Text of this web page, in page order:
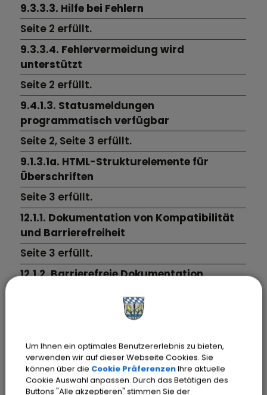
9.3.3.3. Hilfe bei Fehlern
Seite 2 erfüllt.
9.3.3.4. Fehlervermeidung wird
unterstützt
Seite 2 erfüllt.
9.4.1.3. Statusmeldungen
programmatisch verfügbar
Seite 2, Seite 3 erfüllt.
9.1.3.1a. HTML-Strukturelemente für
Überschriften
Seite 3 erfüllt.
12.1.1. Dokumentation von Kompatibilität
und Barrierefreiheit
Seite 3 erfüllt.
12.1.2. Barrierefreie Dokumentation
nicht erfüllt sind 2 Prüfschritte:
Prüfschritt
Kommentar
9.1.1.1a. Alternativtexte für
Um Ihnen ein optimales Benutzererlebnis zu bieten,
verwenden wir auf dieser Webseite Cookies. Sie
können über die Cookie PräferenzenIhre aktuelle
Cookie Auswahl anpassen. Durch das Betätigen des
Buttons "Alle akzeptieren" stimmen Sie der